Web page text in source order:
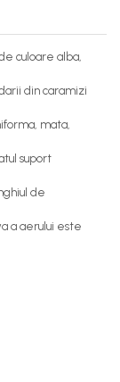
culoare alba,
din caramizi
mata,
suport
de
a aerului este